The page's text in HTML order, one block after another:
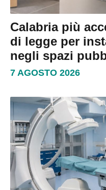
Calabria più
di legge per
negli spazi
7 AGOSTO 2026